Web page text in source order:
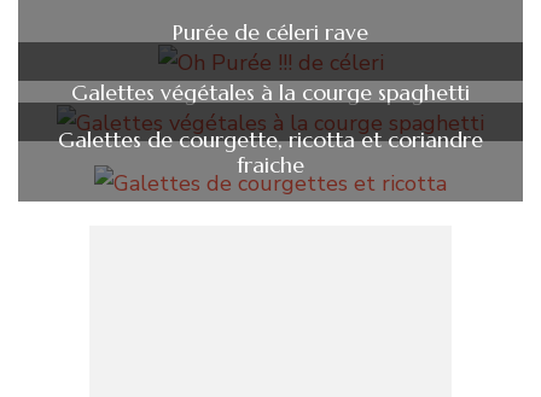
Purée de céleri rave
Galettes végétales à la courge spaghetti
Galettes de courgette, ricotta et coriandre
fraiche